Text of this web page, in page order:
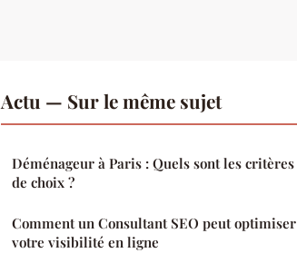
Actu — Sur le même sujet
Déménageur à Paris : Quels sont les critères
de choix ?
Comment un Consultant SEO peut optimiser
votre visibilité en ligne